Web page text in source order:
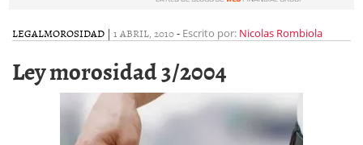
LEGALMOROSIDAD | 1 ABRIL, 2010- Escrito por: Nicolas Rombiola
Ley morosidad 3/2004